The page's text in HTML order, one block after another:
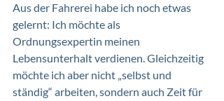
Aus der Fahrerei habe ich noch etwas
gelernt: Ich möchte als
Ordnungsexpertin meinen
Lebensunterhalt verdienen. Gleichzeitig
möchte ich aber nicht „selbst und
ständig“ arbeiten, sondern auch Zeit für